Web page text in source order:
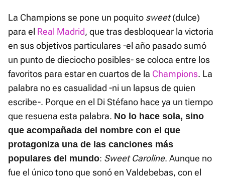
La Champions se pone un poquito sweet(dulce)
para el Real Madrid, que tras desbloquear la victoria
en sus objetivos particulares -el año pasado sumó
un punto de dieciocho posibles- se coloca entre los
favoritos para estar en cuartos de la Champions. La
palabra no es casualidad -ni un lapsus de quien
escribe-. Porque en el Di Stéfano hace ya un tiempo
que resuena esta palabra. No lo hace sola, sino
que acompañada del nombre con el que
protagoniza una de las canciones más
populares del mundo: Sweet Caroline. Aunque no
fue el único tono que sonó en Valdebebas, con el